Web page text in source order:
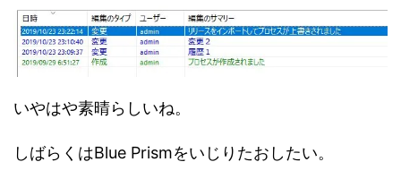
いやはや素晴らしいね。
しばらくはBlue Prismをいじりたおしたい。